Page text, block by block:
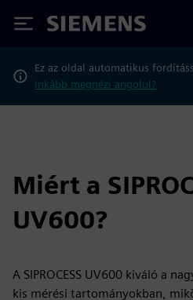
Siemens
Ez az oldal automatikus
Inkább megnézi angolul?
Miért a
UV600?
A SIPROCESS UV600 kiváló a
kis mérési tartományokban,